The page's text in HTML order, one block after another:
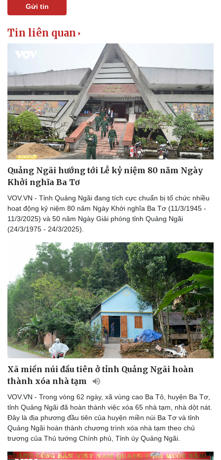
Du lịch
Tư vấn
Săn Tour
check-in
Podcast
Câu chuyện thời sự
Đọc truyện đêm khuya
Cửa sổ tình yêu
Kể chuyện cho bé
Hạt giống tâm hồn
Gửi tin
Tin liên quan
Quảng Ngãi hướng tới Lễ kỷ niệm 80 năm Ngày
Khởi nghĩa Ba Tơ
VOV.VN - Tỉnh Quảng Ngãi đang tích cực chuẩn bị tổ chức nhiều
hoạt động kỷ niệm 80 năm Ngày Khởi nghĩa Ba Tơ (11/3/1945 -
11/3/2025) và 50 năm Ngày Giải phóng tỉnh Quảng Ngãi
(24/3/1975 - 24/3/2025).
Xã miền núi đầu tiên ở tỉnh Quảng Ngãi hoàn
thành xóa nhà tạm
VOV.VN - Trong vòng 62 ngày, xã vùng cao Ba Tô, huyện Ba Tơ,
tỉnh Quảng Ngãi đã hoàn thành việc xóa 65 nhà tạm, nhà dột nát.
Đây là địa phương đầu tiên của huyện miền núi Ba Tơ và tỉnh
Quảng Ngãi hoàn thành chương trình xóa nhà tạm theo chủ
trương của Thủ tướng Chính phủ, Tỉnh ủy Quảng Ngãi.